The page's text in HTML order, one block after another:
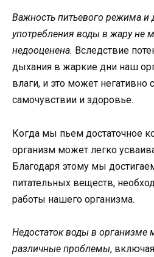
Важность питьевого режима и
употребления воды в жару не
недооценена. Вследствие
дыхания в жаркие дни наш
влаги, и это может негативно
самочувствии и здоровье.
Когда мы пьем достаточное
организм может легко
Благодаря этому мы
питательных веществ,
работы нашего организма.
Недостаток воды в организме
различные проблемы,